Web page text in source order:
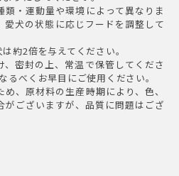
・運動量や環境によって異なりま
愛犬の状態に応じフードを調整して
約2倍を与えてください。
密封の上、常温で保管してくださ
るべくお早目にご使用ください。
、原材料の生産時期により、色、
ございますが、品質に問題はござ